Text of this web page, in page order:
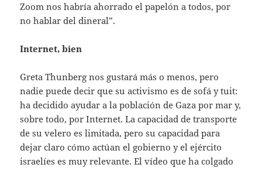
Zoom nos habría ahorrado el papelón a todos, por
no hablar del dineral”.
Internet, bien
Greta Thunberg nos gustará más o menos, pero
nadie puede decir que su activismo es de sofá y tuit:
ha decidido ayudar a la población de Gaza por mar y,
sobre todo, por Internet. La capacidad de transporte
de su velero es limitada, pero su capacidad para
dejar claro cómo actúan el gobierno y el ejército
israelíes es muy relevante. El vídeo que ha colgado